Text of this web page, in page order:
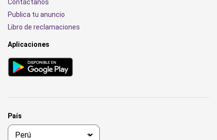
Contáctanos
Publica tu anuncio
Libro de reclamaciones
Aplicaciones
País